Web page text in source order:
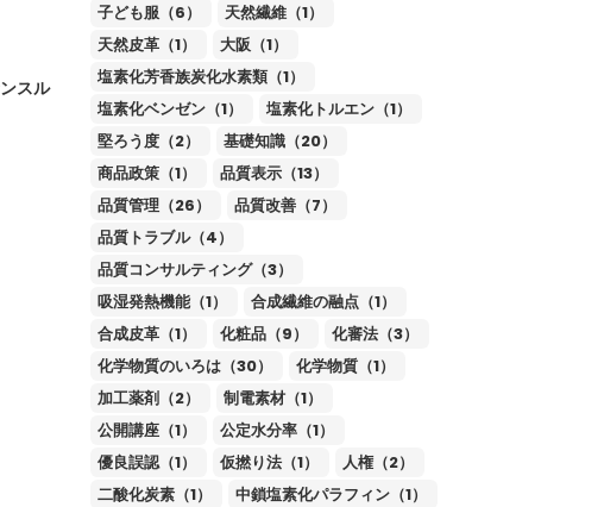
スル
子ども服（6）
天然繊維（1）
天然皮革（1）
大阪（1）
塩素化芳香族炭化水素類（1）
塩素化ベンゼン（1）
塩素化トルエン（1）
堅ろう度（2）
基礎知識（20）
商品政策（1）
品質表示（13）
品質管理（26）
品質改善（7）
品質トラブル（4）
品質コンサルティング（3）
吸湿発熱機能（1）
合成繊維の融点（1）
合成皮革（1）
化粧品（9）
化審法（3）
化学物質のいろは（30）
化学物質（1）
加工薬剤（2）
制電素材（1）
公開講座（1）
公定水分率（1）
優良誤認（1）
仮撚り法（1）
人権（2）
二酸化炭素（1）
中鎖塩素化パラフィン（1）